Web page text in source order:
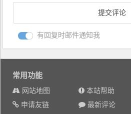
有回复时邮件通知我
常用功能
网站地图 本站帮助
申请友链
最新评论